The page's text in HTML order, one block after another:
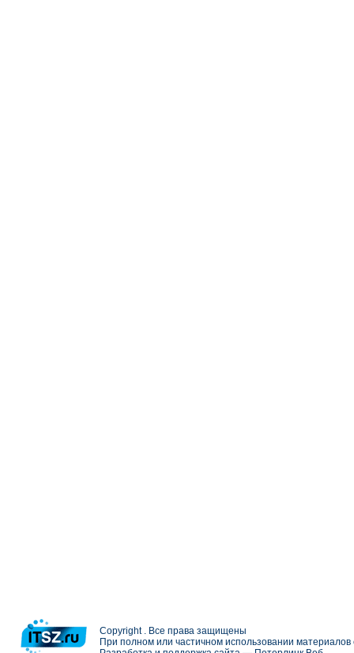
Copyright . Все права защищены
При полном или частичном использовании